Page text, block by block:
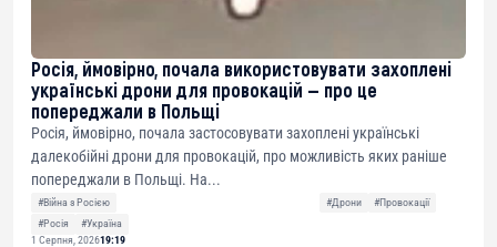
Росія, ймовірно, почала використовувати захоплені
українські дрони для провокацій — про це
попереджали в Польщі
Росія, ймовірно, почала застосовувати захоплені українські
далекобійні дрони для провокацій, про можливість яких раніше
попереджали в Польщі. На...
#Війна з Росією #Дрони
#Провокації
#Росія
#Україна
1 Серпня, 202619:19